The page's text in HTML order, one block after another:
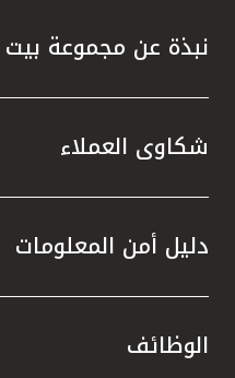
نبذة عن مجموعة بيت
شكاوى العملاء
دليل أمن المعلومات
الوظائف